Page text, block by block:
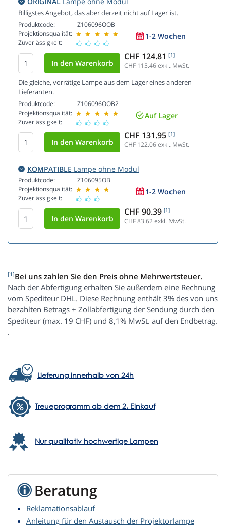
Billigstes Angebot, das aber derzeit nicht auf Lager ist.
Produktcode:
Projektionsqualität:
Zuverlässigkeit:
Z106096OOB
1-2 Wochen
CHF 124.81 [1]
CHF 115.46exkl. MwSt.
Die gleiche, vorrätige Lampe aus dem Lager eines anderen
Lieferanten.
Produktcode:
Projektionsqualität:
Zuverlässigkeit:
Z106096OOB2
Auf Lager
CHF 131.95 [1]
CHF 122.06exkl. MwSt.
KOMPATIBLE Lampe ohne Modul
Produktcode:
Projektionsqualität:
Zuverlässigkeit:
Z106095OB
1-2 Wochen
CHF 90.39 [1]
CHF 83.62exkl. MwSt.
[1]Bei uns zahlen Sie den Preis ohne Mehrwertsteuer.
Nach der Abfertigung erhalten Sie außerdem eine Rechnung
vom Spediteur DHL. Diese Rechnung enthält 3% des von uns
bezahlten Betrags + Zollabfertigung der Sendung durch den
Spediteur (max. 19 CHF) und 8,1% MwSt. auf den Endbetrag.
.
Lieferung innerhalb von 24h
Treueprogramm ab dem 2. Einkauf
Nur qualitativ hochwertige Lampen
Beratung
Reklamationsablauf
Anleitung für den Austausch der Projektorlampe